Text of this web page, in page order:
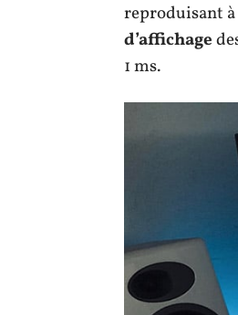
reproduisant à
d’affichage
1 ms.